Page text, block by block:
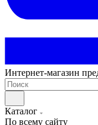
Интернет-магазин
Каталог
По всему сайту